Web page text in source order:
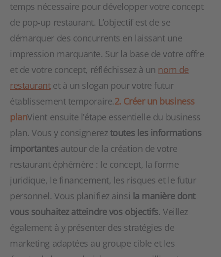
temps nécessaire pour développer votre concept
de pop-up restaurant. L’objectif est de se
démarquer des concurrents en laissant une
impression marquante. Sur la base de votre offre
et de votre concept, réfléchissez à un nom de
restaurantet à un slogan pour votre futur
établissement temporaire.2. Créer un business
planVient ensuite l’étape essentielle du business
plan. Vous y consignereztoutes les informations
importantes autour de la création de votre
restaurant éphémère : le concept, la forme
juridique, le financement, les risques et le futur
personnel. Vous planifiez ainsi la manière dont
vous souhaitez atteindre vos objectifs. Veillez
également à y présenter des stratégies de
marketing adaptées au groupe cible et les